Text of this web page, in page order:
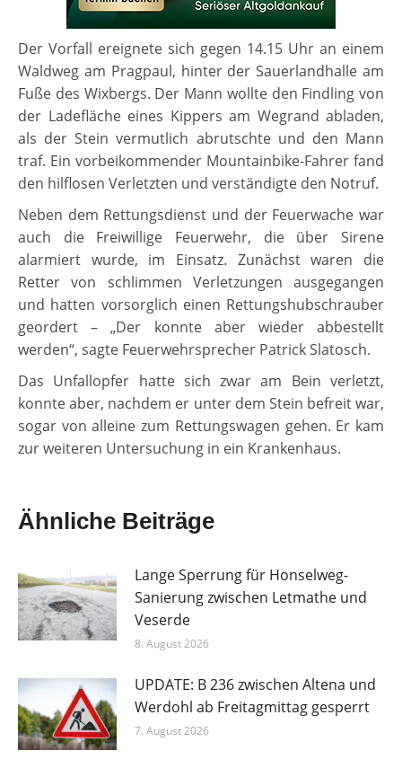
Der Vorfall ereignete sich gegen 14.15 Uhr an einem
Waldweg am Pragpaul, hinter der Sauerlandhalle am
Fuße des Wixbergs. Der Mann wollte den Findling von
der Ladefläche eines Kippers am Wegrand abladen,
als der Stein vermutlich abrutschte und den Mann
traf. Ein vorbeikommender Mountainbike-Fahrer fand
den hilflosen Verletzten und verständigte den Notruf.
Neben dem Rettungsdienst und der Feuerwache war
auch die Freiwillige Feuerwehr, die über Sirene
alarmiert wurde, im Einsatz. Zunächst waren die
Retter von schlimmen Verletzungen ausgegangen
und hatten vorsorglich einen Rettungshubschrauber
geordert – „Der konnte aber wieder abbestellt
werden“, sagte Feuerwehrsprecher Patrick Slatosch.
Das Unfallopfer hatte sich zwar am Bein verletzt,
konnte aber, nachdem er unter dem Stein befreit war,
sogar von alleine zum Rettungswagen gehen. Er kam
zur weiteren Untersuchung in ein Krankenhaus.
Ähnliche Beiträge
Lange Sperrung für Honselweg-
Sanierung zwischen Letmathe und
Veserde
8. August 2026
UPDATE: B 236 zwischen Altena und
Werdohl ab Freitagmittag gesperrt
7. August 2026